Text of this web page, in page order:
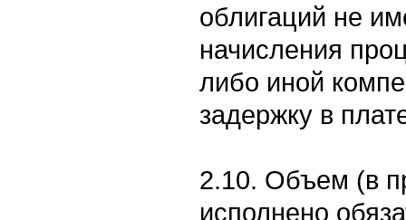
облигаций не
начисления
либо иной
задержку в
2.10. Объем (в
исполнено